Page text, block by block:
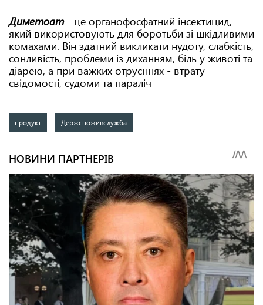
Диметоат - це органофосфатний інсектицид,
який використовують для боротьби зі шкідливими
комахами. Він здатний викликати нудоту, слабкість,
сонливість, проблеми із диханням, біль у животі та
діарею, а при важких отруєннях - втрату
свідомості, судоми та параліч
продукт Держспоживслужба